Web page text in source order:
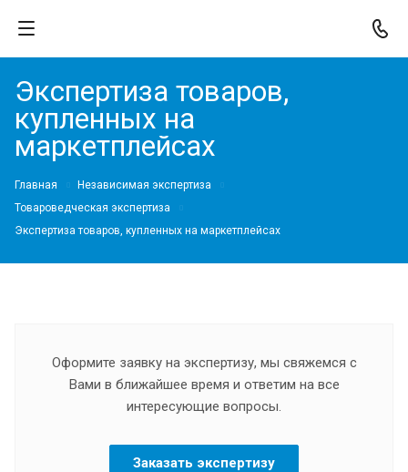
Экспертиза товаров,
купленных на
маркетплейсах
Главная
Независимая экспертиза
Товароведческая экспертиза
Экспертиза товаров, купленных на маркетплейсах
Оформите заявку на экспертизу, мы свяжемся с
Вами в ближайшее время и ответим на все
интересующие вопросы.
Заказать экспертизу